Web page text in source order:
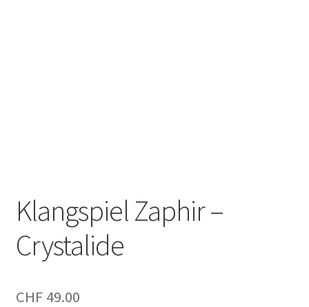
Klangspiel Zaphir –
Crystalide
CHF49.00